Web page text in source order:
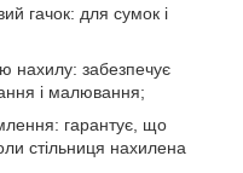
гачок: для сумок і
нахилу: забезпечує
і малювання;
гарантує, що
стільниця нахилена